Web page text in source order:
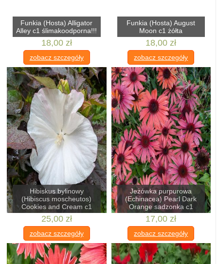
Funkia (Hosta) Alligator
Alley c1 ślimakoodporna!!!
18,00 zł
zobacz szczegóły
Funkia (Hosta) August
Moon c1 żółta
18,00 zł
zobacz szczegóły
Hibiskus bylinowy
(Hibiscus moscheutos)
Cookies and Cream c1
25,00 zł
zobacz szczegóły
Jeżówka purpurowa
(Echinacea) Pearl Dark
Orange sadzonka c1
17,00 zł
zobacz szczegóły